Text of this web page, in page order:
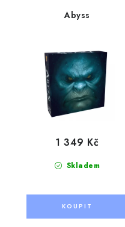
Abyss
Skladem
1 349 Kč